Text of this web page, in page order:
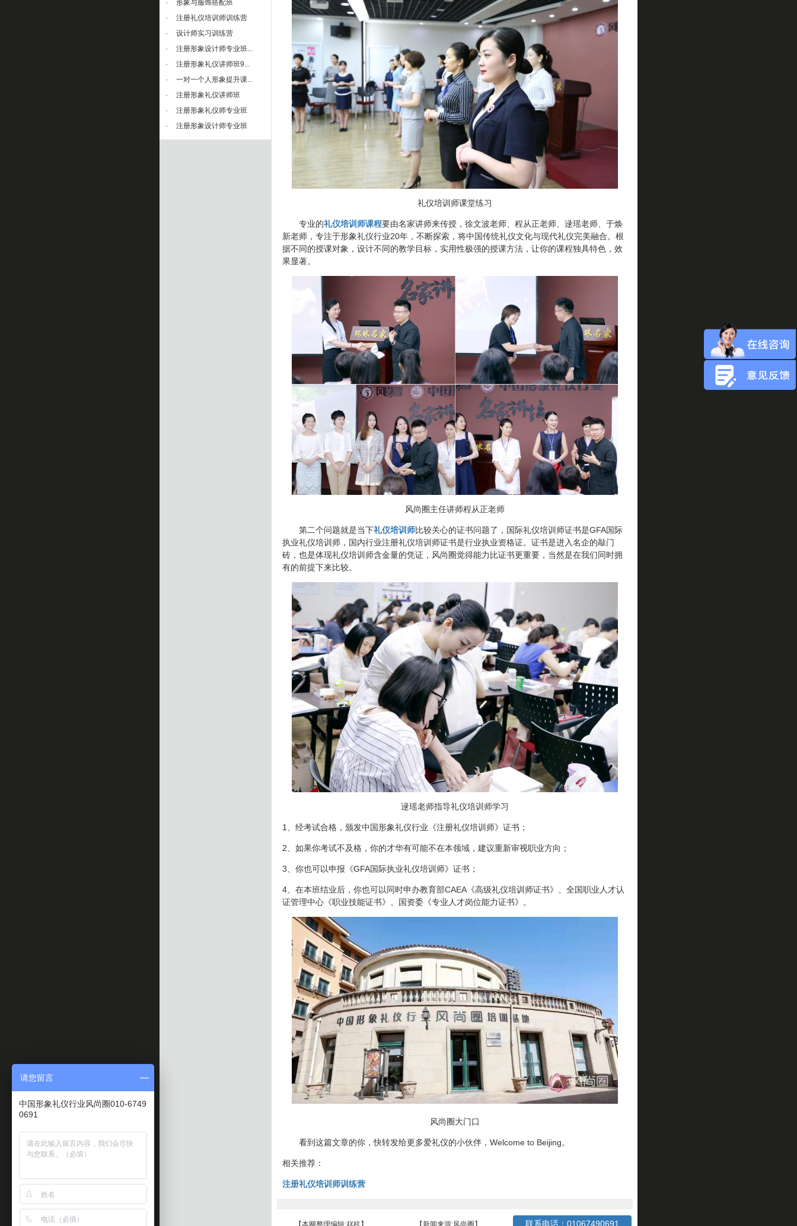
·
形象与服饰搭配班
·
注册礼仪培训师训练营
·
设计师实习训练营
·
注册形象设计师专业班...
·
注册形象礼仪讲师班9...
·
一对一个人形象提升课...
·
注册形象礼仪讲师班
·
注册形象礼仪师专业班
·
注册形象设计师专业班
礼仪培训师课堂练习
专业的礼仪培训师课程要由名家讲师来传授，徐文波老师、程从正老师、逯瑶老师、于焕
新老师，专注于形象礼仪行业20年，不断探索，将中国传统礼仪文化与现代礼仪完美融合。根
据不同的授课对象，设计不同的教学目标，实用性极强的授课方法，让你的课程独具特色，效
果显著。
风尚圈主任讲师程从正老师
第二个问题就是当下礼仪培训师比较关心的证书问题了，国际礼仪培训师证书是GFA国际
执业礼仪培训师，国内行业注册礼仪培训师证书是行业执业资格证。证书是进入名企的敲门
砖，也是体现礼仪培训师含金量的凭证，风尚圈觉得能力比证书更重要，当然是在我们同时拥
有的前提下来比较。
逯瑶老师指导礼仪培训师学习
1、经考试合格，颁发中国形象礼仪行业《注册礼仪培训师》证书；
2、如果你考试不及格，你的才华有可能不在本领域，建议重新审视职业方向；
3、你也可以申报《GFA国际执业礼仪培训师》证书；
4、在本班结业后，你也可以同时申办教育部CAEA《高级礼仪培训师证书》、全国职业人才认
证管理中心《职业技能证书》、国资委《专业人才岗位能力证书》。
风尚圈大门口
看到这篇文章的你，快转发给更多爱礼仪的小伙伴，Welcome to Beijing。
相关推荐：
注册礼仪培训师训练营
【本网整理编辑:赵杭】 【新闻来源:风尚圈】 联系电话：01067490691
请您留言
中国形象礼仪行业风尚圈010-6749
0691